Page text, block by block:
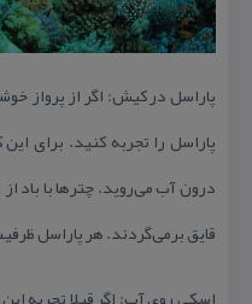
پاراسل در كیش: اگر از پرواز
پاراسل را تجربه كنید. برای
درون آب می‌روید. چترها با باد
قایق برمی‌گردند. هر پاراسل ظرفیت ۱ تا ۲ نفر را